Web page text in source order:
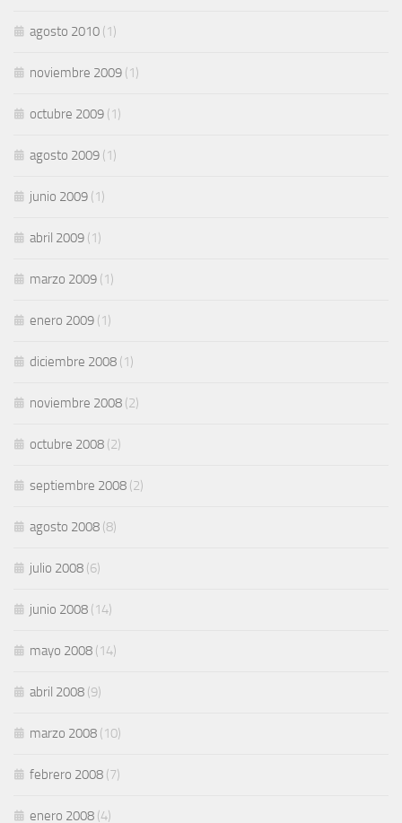
agosto 2010 (1)
noviembre 2009 (1)
octubre 2009 (1)
agosto 2009 (1)
junio 2009 (1)
abril 2009 (1)
marzo 2009 (1)
enero 2009 (1)
diciembre 2008 (1)
noviembre 2008 (2)
octubre 2008 (2)
septiembre 2008 (2)
agosto 2008 (8)
julio 2008 (6)
junio 2008 (14)
mayo 2008 (14)
abril 2008 (9)
marzo 2008 (10)
febrero 2008 (7)
enero 2008 (4)